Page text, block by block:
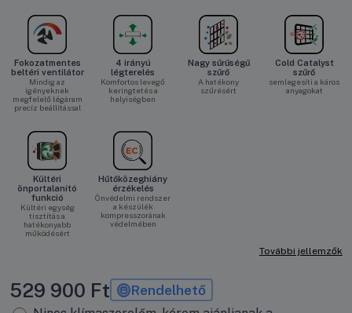
Fokozatmentes
beltéri ventilátor
Mindig az
igényeknek
megfelelő légáram
precíz beállítással
4 irányú
légterelés
Komfortos levegő
keringtetés a
helyiségben
Nagy sűrűségű
szűrő
A hatékony
szűrésért
Cold Catalyst
szűrő
semlegesíti a káros
anyagokat
Kültéri
önportalanító
funkció
Kültéri egység
tisztítás a
hatékonyabb
működésért
Hűtőközeghiány
érzékelés
Önvédelmi rendszer
a készülék
kompresszorának
védelmében
További jellemzők
529 900 Ft Rendelhető